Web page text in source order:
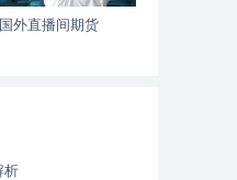
国外直播间期货
析